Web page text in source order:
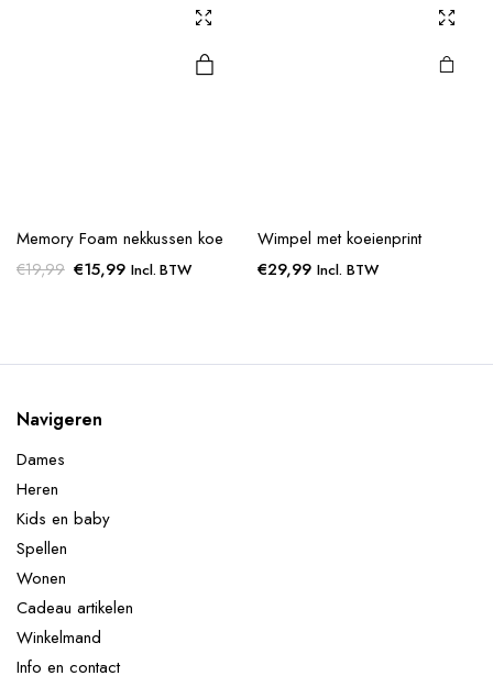
Memory Foam nekkussen koe
€19,99 €15,99 Incl. BTW
Wimpel met koeienprint
€29,99 Incl. BTW
Navigeren
Dames
Heren
Kids en baby
Spellen
Wonen
Cadeau artikelen
Winkelmand
Info en contact